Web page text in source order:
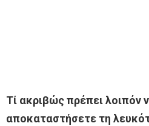
Τί ακριβώς πρέπει λοιπόν
αποκαταστήσετε τη